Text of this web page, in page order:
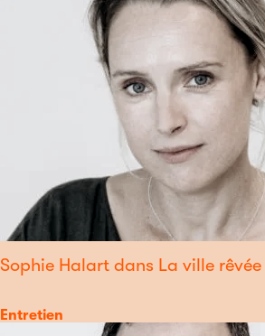
Sophie Halart dans La ville
Catégorie
Entretien